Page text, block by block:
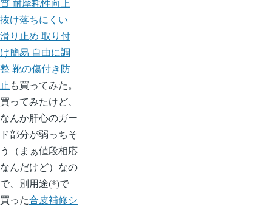
質 耐摩耗性向上
抜け落ちにくい
滑り止め 取り付
け簡易 自由に調
整 靴の傷付き防
止 も買ってみた。
買ってみたけど、
なんか肝心のガー
ド部分が弱っちそ
う（まぁ値段相応
なんだけど）なの
で、別用途(*)で
買った合皮補修シ